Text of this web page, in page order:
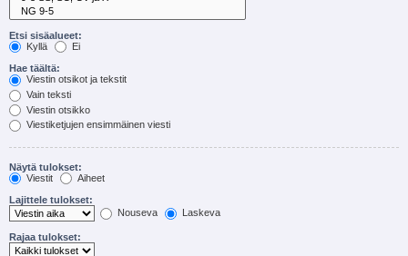
Etsi sisäalueet:
Kyllä
Ei
Hae täältä:
Viestin otsikot ja tekstit
Vain teksti
Viestin otsikko
Viestiketjujen ensimmäinen viesti
Näytä tulokset:
Viestit
Aiheet
Lajittele tulokset:
Nouseva
Laskeva
Rajaa tulokset: